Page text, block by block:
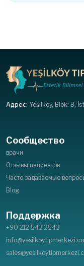
Адрес: Yeşilköy, Blok: B,
Сообщество
врачи
Отзывы пациентов
Часто задаваемые
Blog
Поддержка
+90 212 543 2543